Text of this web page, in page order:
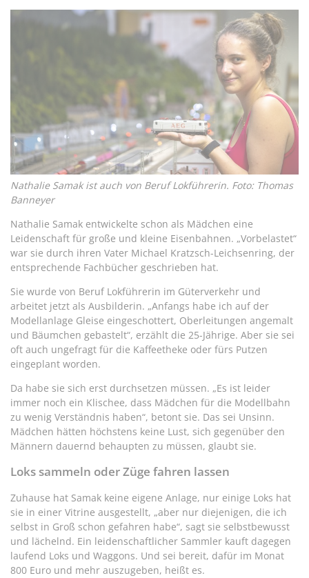
Nathalie Samak ist auch von Beruf Lokführerin. Foto: Thomas
Banneyer
Nathalie Samak entwickelte schon als Mädchen eine
Leidenschaft für große und kleine Eisenbahnen. „Vorbelastet“
war sie durch ihren Vater Michael Kratzsch-Leichsenring, der
entsprechende Fachbücher geschrieben hat.
Sie wurde von Beruf Lokführerin im Güterverkehr und
arbeitet jetzt als Ausbilderin. „Anfangs habe ich auf der
Modellanlage Gleise eingeschottert, Oberleitungen angemalt
und Bäumchen gebastelt“, erzählt die 25-Jährige. Aber sie sei
oft auch ungefragt für die Kaffeetheke oder fürs Putzen
eingeplant worden.
Da habe sie sich erst durchsetzen müssen. „Es ist leider
immer noch ein Klischee, dass Mädchen für die Modellbahn
zu wenig Verständnis haben“, betont sie. Das sei Unsinn.
Mädchen hätten höchstens keine Lust, sich gegenüber den
Männern dauernd behaupten zu müssen, glaubt sie.
Loks sammeln oder Züge fahren lassen
Zuhause hat Samak keine eigene Anlage, nur einige Loks hat
sie in einer Vitrine ausgestellt, „aber nur diejenigen, die ich
selbst in Groß schon gefahren habe“, sagt sie selbstbewusst
und lächelnd. Ein leidenschaftlicher Sammler kauft dagegen
laufend Loks und Waggons. Und sei bereit, dafür im Monat
800 Euro und mehr auszugeben, heißt es.